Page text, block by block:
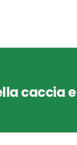
caccia